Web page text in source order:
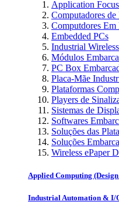
Application
Computadores
Computdores
Embedded PCs
Industrial
Módulos
PC Box
Placa-Mãe
Plataformas
Players de
Sistemas de
Softwares
Soluções das
Soluções
Wireless ePaper
Applied Computing
Industrial Automation & I/